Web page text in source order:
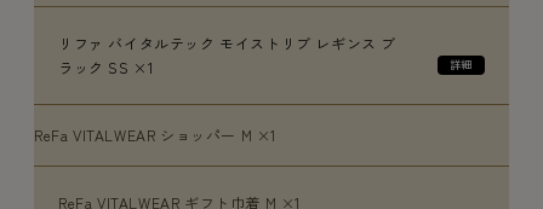
リファ バイタルテック モイストリブ レギンス ブ
ラック SS ×1
ReFa VITALWEAR ショッパー M ×1
ReFa VITALWEAR ギフト巾着 M ×1